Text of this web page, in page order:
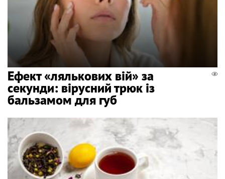
Ефект «лялькових вій» за
секунди: вірусний трюк із
бальзамом для губ